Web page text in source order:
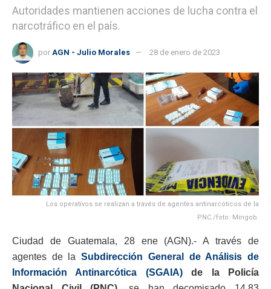
Autoridades mantienen acciones de lucha contra el
narcotráfico en el país.
por AGN - Julio Morales 28 de enero de 2023
Los operativos se realizan a través de agentes antinarcóticos de la
PNC./foto: Mingob.
Ciudad de Guatemala, 28 ene (AGN).- A través de
agentes de laSubdirección General de Análisis de
Información Antinarcótica (SGAIA)de la Policía